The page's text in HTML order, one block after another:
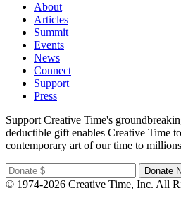
About
Articles
Summit
Events
News
Connect
Support
Press
Support Creative Time's
deductible gift enables Creative Time
contemporary art of our time to
© 1974-2026 Creative Time, Inc. All